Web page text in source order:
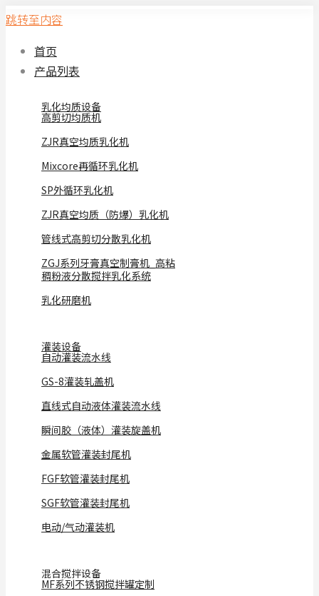
跳转至内容
首页
产品列表
乳化均质设备
高剪切均质机
ZJR真空均质乳化机
Mixcore再循环乳化机
SP外循环乳化机
ZJR真空均质（防爆）乳化机
管线式高剪切分散乳化机
ZGJ系列牙膏真空制膏机_高粘
稠粉液分散搅拌乳化系统
乳化研磨机
灌装设备
自动灌装流水线
GS-8灌装轧盖机
直线式自动液体灌装流水线
瞬间胶（液体）灌装旋盖机
金属软管灌装封尾机
FGF软管灌装封尾机
SGF软管灌装封尾机
电动/气动灌装机
混合搅拌设备
MF系列不锈钢搅拌罐定制